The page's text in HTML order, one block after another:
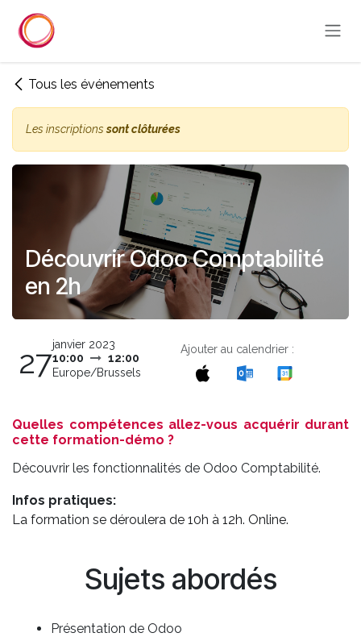
Tous les événements
Les inscriptionssont clôturées
Découvrir Odoo Comptabilité
en 2h
27janvier 2023
10:00
12:00
Europe/Brussels
Ajouter au calendrier :
Quelles compétences allez-vous acquérir durant
cette formation-démo ?
Découvrir les fonctionnalités de Odoo Comptabilité.
Infos pratiques:
La formation se déroulera de 10h à 12h. Online.
Sujets abordés
Présentation de Odoo